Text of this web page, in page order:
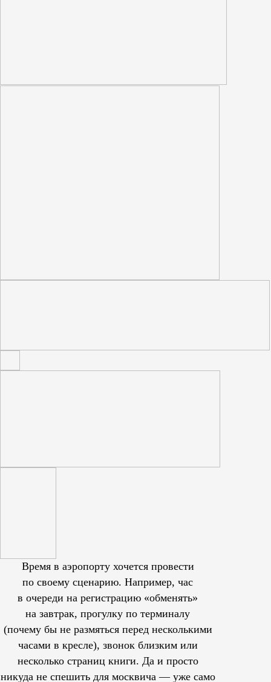
Время в аэропорту хочется провести
по своему сценарию. Например, час
в очереди на регистрацию «обменять»
на завтрак, прогулку по терминалу
(почему бы не размяться перед несколькими
часами в кресле), звонок близким или
несколько страниц книги. Да и просто
никуда не спешить для москвича — уже само